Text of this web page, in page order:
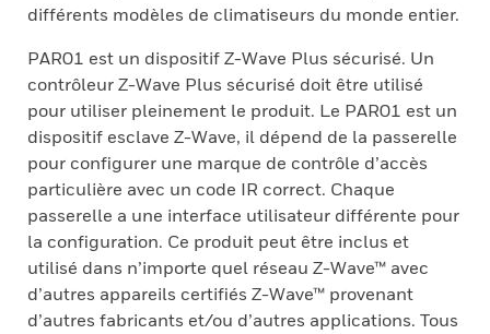
différents modèles de climatiseurs du monde entier.
PAR01 est un dispositif Z-Wave Plus sécurisé. Un
contrôleur Z-Wave Plus sécurisé doit être utilisé
pour utiliser pleinement le produit. Le PAR01 est un
dispositif esclave Z-Wave, il dépend de la passerelle
pour configurer une marque de contrôle d’accès
particulière avec un code IR correct. Chaque
passerelle a une interface utilisateur différente pour
la configuration. Ce produit peut être inclus et
utilisé dans n’importe quel réseau Z-Wave™ avec
d’autres appareils certifiés Z-Wave™ provenant
d’autres fabricants et/ou d’autres applications. Tous